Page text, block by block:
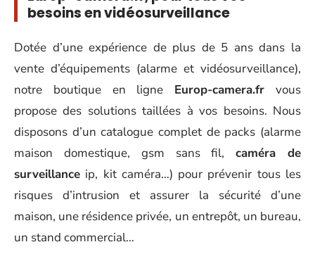
besoins en vidéosurveillance
Dotée d’une expérience de plus de 5 ans dans la
vente d’équipements (alarme et vidéosurveillance),
notre boutique en ligne Europ-camera.fr vous
propose des solutions taillées à vos besoins. Nous
disposons d’un catalogue complet de packs (alarme
maison domestique, gsm sans fil,caméra de
surveillance ip, kit caméra…) pour prévenir tous les
risques d’intrusion et assurer la sécurité d’une
maison, une résidence privée, un entrepôt, un bureau,
un stand commercial…